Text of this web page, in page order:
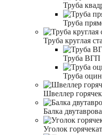
Труба
Труба
Труба круглая
Труба ВГП
Труба
Швеллер
Балка
Уголок